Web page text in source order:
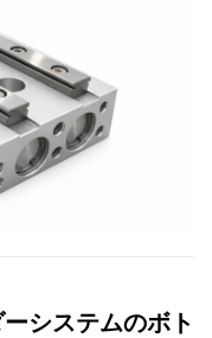
システムのボト